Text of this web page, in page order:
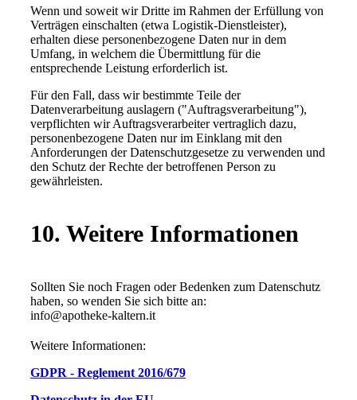
Wenn und soweit wir Dritte im Rahmen der Erfüllung von
Verträgen einschalten (etwa Logistik-Dienstleister),
erhalten diese personenbezogene Daten nur in dem
Umfang, in welchem die Übermittlung für die
entsprechende Leistung erforderlich ist.
Für den Fall, dass wir bestimmte Teile der
Datenverarbeitung auslagern ("Auftragsverarbeitung"),
verpflichten wir Auftragsverarbeiter vertraglich dazu,
personenbezogene Daten nur im Einklang mit den
Anforderungen der Datenschutzgesetze zu verwenden und
den Schutz der Rechte der betroffenen Person zu
gewährleisten.
10. Weitere Informationen
Sollten Sie noch Fragen oder Bedenken zum Datenschutz
haben, so wenden Sie sich bitte an:
info@apotheke-kaltern.it
Weitere Informationen:
GDPR - Reglement 2016/679